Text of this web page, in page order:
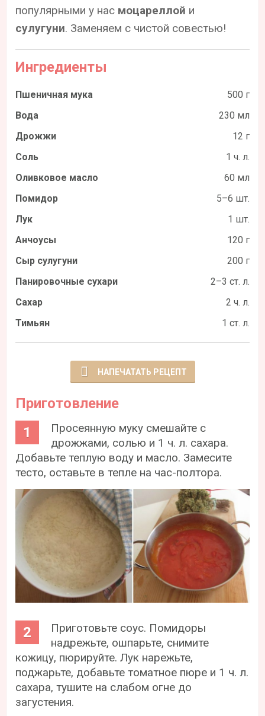
популярными у нас моцареллой и
сулугуни. Заменяем с чистой совестью!
Ингредиенты
Пшеничная мука
500 г
Вода
230 мл
Дрожжи
12 г
Соль
1 ч. л.
Оливковое масло
60 мл
Помидор
5–6 шт.
Лук
1 шт.
Анчоусы
120 г
Сыр сулугуни
200 г
Панировочные сухари
2–3 ст. л.
Сахар
2 ч. л.
Тимьян
1 ст. л.
НАПЕЧАТАТЬ РЕЦЕПТ
Приготовление
Просеянную муку смешайте с
дрожжами, солью и 1 ч. л. сахара.
Добавьте теплую воду и масло. Замесите
тесто, оставьте в тепле на час-полтора.
Приготовьте соус. Помидоры
надрежьте, ошпарьте, снимите
кожицу, пюрируйте. Лук нарежьте,
поджарьте, добавьте томатное пюре и 1 ч. л.
сахара, тушите на слабом огне до
загустения.